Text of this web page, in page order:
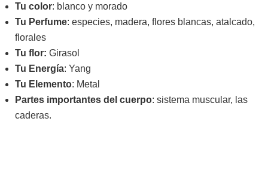
Tu color: blanco y morado
Tu Perfume: especies, madera, flores blancas, atalcado,
florales
Tu flor: Girasol
Tu Energía: Yang
Tu Elemento: Metal
Partes importantes del cuerpo: sistema muscular, las
caderas.